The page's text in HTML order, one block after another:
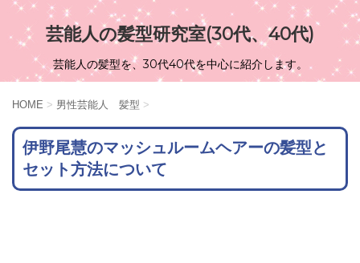
芸能人の髪型研究室(30代、40代)
芸能人の髪型を、30代40代を中心に紹介します。
HOME > 男性芸能人 髪型 >
伊野尾慧のマッシュルームヘアーの髪型と
セット方法について